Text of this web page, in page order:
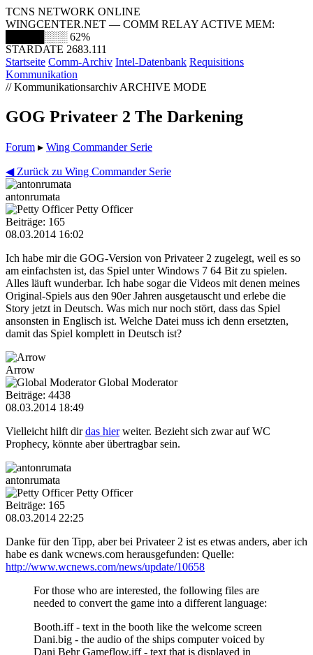
TCNS NETWORK ONLINE
WINGCENTER.NET — COMM RELAY ACTIVE MEM:
█████░░░ 62%
STARDATE 2683.111
Startseite Comm-Archiv Intel-Datenbank Requisitions
Kommunikation
// Kommunikationsarchiv ARCHIVE MODE
GOG Privateer 2 The Darkening
Forum ▸ Wing Commander Serie
◀ Zurück zu Wing Commander Serie
antonrumata
Petty Officer
Beiträge: 165
08.03.2014 16:02
Ich habe mir die GOG-Version von Privateer 2 zugelegt, weil es so
am einfachsten ist, das Spiel unter Windows 7 64 Bit zu spielen.
Alles läuft wunderbar. Ich habe sogar die Videos mit denen meines
Original-Spiels aus den 90er Jahren ausgetauscht und erlebe die
Story jetzt in Deutsch. Was mich nur noch stört, dass das Spiel
ansonsten in Englisch ist. Welche Datei muss ich denn ersetzten,
damit das Spiel komplett in Deutsch ist?
Arrow
Global Moderator
Beiträge: 4438
08.03.2014 18:49
Vielleicht hilft dirdas hierweiter. Bezieht sich zwar auf WC
Prophecy, könnte aber übertragbar sein.
antonrumata
Petty Officer
Beiträge: 165
08.03.2014 22:25
Danke für den Tipp, aber bei Privateer 2 ist es etwas anders, aber ich
habe es dank wcnews.com herausgefunden: Quelle:
http://www.wcnews.com/news/update/10658
For those who are interested, the following files are
needed to convert the game into a different language:
Booth.iff - text in the booth like the welcome screen
Dani.big - the audio of the ships computer voiced by
Dani Behr Gameflow.iff - text that is displayed in